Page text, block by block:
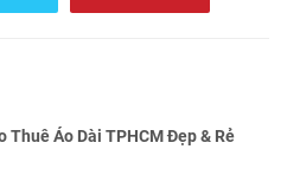
Thuê Áo Dài TPHCM Đẹp & Rẻ